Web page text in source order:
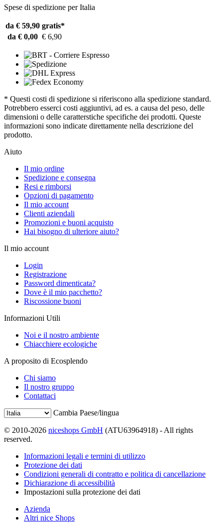
Spese di spedizione per Italia
da € 59,90 gratis*
da € 0,00 € 6,90
* Questi costi di spedizione si riferiscono alla spedizione standard.
Potrebbero esserci costi aggiuntivi, ad es. a causa del peso, delle
dimensioni o delle caratterstiche specifiche dei prodotti. Queste
informazioni sono indicate direttamente nella descrizione del
prodotto.
Aiuto
Il mio ordine
Spedizione e consegna
Resi e rimborsi
Opzioni di pagamento
Il mio account
Clienti aziendali
Promozioni e buoni acquisto
Hai bisogno di ulteriore aiuto?
Il mio account
Login
Registrazione
Password dimenticata?
Dove è il mio pacchetto?
Riscossione buoni
Informazioni Utili
Noi e il nostro ambiente
Chiacchiere ecologiche
A proposito di Ecosplendo
Chi siamo
Il nostro gruppo
Contattaci
Cambia Paese/lingua
© 2010-2026 niceshops GmbH (ATU63964918) - All rights
reserved.
Informazioni legali e termini di utilizzo
Protezione dei dati
Condizioni generali di contratto e politica di cancellazione
Dichiarazione di accessibilità
Impostazioni sulla protezione dei dati
Azienda
Altri nice Shops